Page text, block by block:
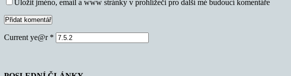
Uložit jméno, email a www stránky v prohlížeči pro další mé budoucí komentáře
Current ye@r *